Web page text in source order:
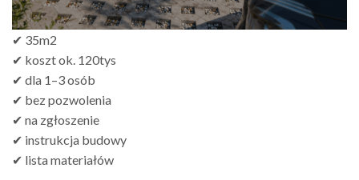
✔ 35m2
✔ koszt ok. 120tys
✔ dla 1–3 osób
✔ bez pozwolenia
✔ na zgłoszenie
✔ instrukcja budowy
✔ lista materiałów